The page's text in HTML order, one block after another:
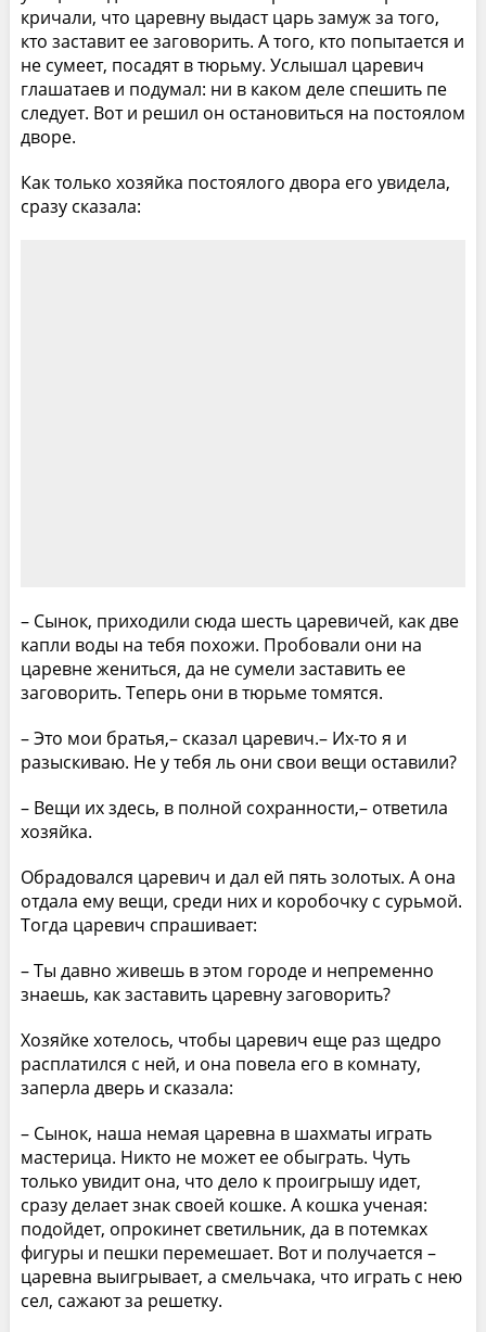
кричали, что царевну выдаст царь замуж за того,
кто заставит ее заговорить. А того, кто попытается и
не сумеет, посадят в тюрьму. Услышал царевич
глашатаев и подумал: ни в каком деле спешить пе
следует. Вот и решил он остановиться на постоялом
дворе.
Как только хозяйка постоялого двора его увидела,
сразу сказала:
– Сынок, приходили сюда шесть царевичей, как две
капли воды на тебя похожи. Пробовали они на
царевне жениться, да не сумели заставить ее
заговорить. Теперь они в тюрьме томятся.
– Это мои братья,– сказал царевич.– Их-то я и
разыскиваю. Не у тебя ль они свои вещи оставили?
– Вещи их здесь, в полной сохранности,– ответила
хозяйка.
Обрадовался царевич и дал ей пять золотых. А она
отдала ему вещи, среди них и коробочку с сурьмой.
Тогда царевич спрашивает:
– Ты давно живешь в этом городе и непременно
знаешь, как заставить царевну заговорить?
Хозяйке хотелось, чтобы царевич еще раз щедро
расплатился с ней, и она повела его в комнату,
заперла дверь и сказала:
– Сынок, наша немая царевна в шахматы играть
мастерица. Никто не может ее обыграть. Чуть
только увидит она, что дело к проигрышу идет,
сразу делает знак своей кошке. А кошка ученая:
подойдет, опрокинет светильник, да в потемках
фигуры и пешки перемешает. Вот и получается –
царевна выигрывает, а смельчака, что играть с нею
сел, сажают за решетку.